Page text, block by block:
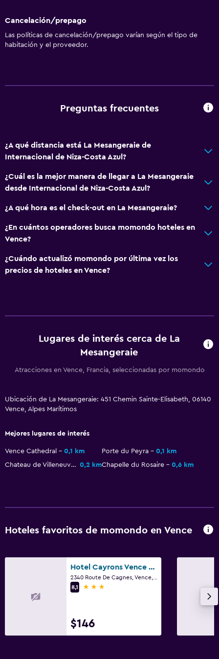
Cancelación/prepago
Las políticas de cancelación/prepago varían según el tipo de
habitación y el proveedor.
Preguntas frecuentes
¿A qué distancia está La Mesangeraie de
Internacional de Niza-Costa Azul?
¿Cuál es la mejor manera de llegar a La Mesangeraie
desde Internacional de Niza-Costa Azul?
¿A qué hora es el check-out en La Mesangeraie?
¿En cuántos operadores busca momondo hoteles en
Vence?
¿Cuándo actualizó momondo por última vez los
precios de hoteles en Vence?
Lugares de interés cerca de La
Mesangeraie
Atracciones en Vence, Francia, seleccionadas por momondo
Ubicación de La Mesangeraie: 451 Chemin Sainte-Elisabeth, 06140
Vence, Alpes Marítimos
Mejores lugares de interés
Vence Cathedral 0,1 km Porte du Peyra
0,1 km
Chateau de Villeneuve Fondation Emile Hugues 0,2 kmChapelle du Rosaire 0,6 km
Hoteles favoritos de momondo en Vence
Hotel Cayrons Vence & St Paul de Vence
8,1
3 estrellas
$146